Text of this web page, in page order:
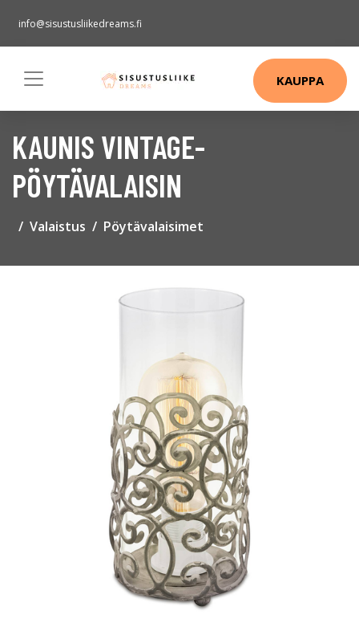
info@sisustusliikedreams.fi
KAUPPA
KAUNIS VINTAGE-
PÖYTÄVALAISIN
Valaistus Pöytävalaisimet